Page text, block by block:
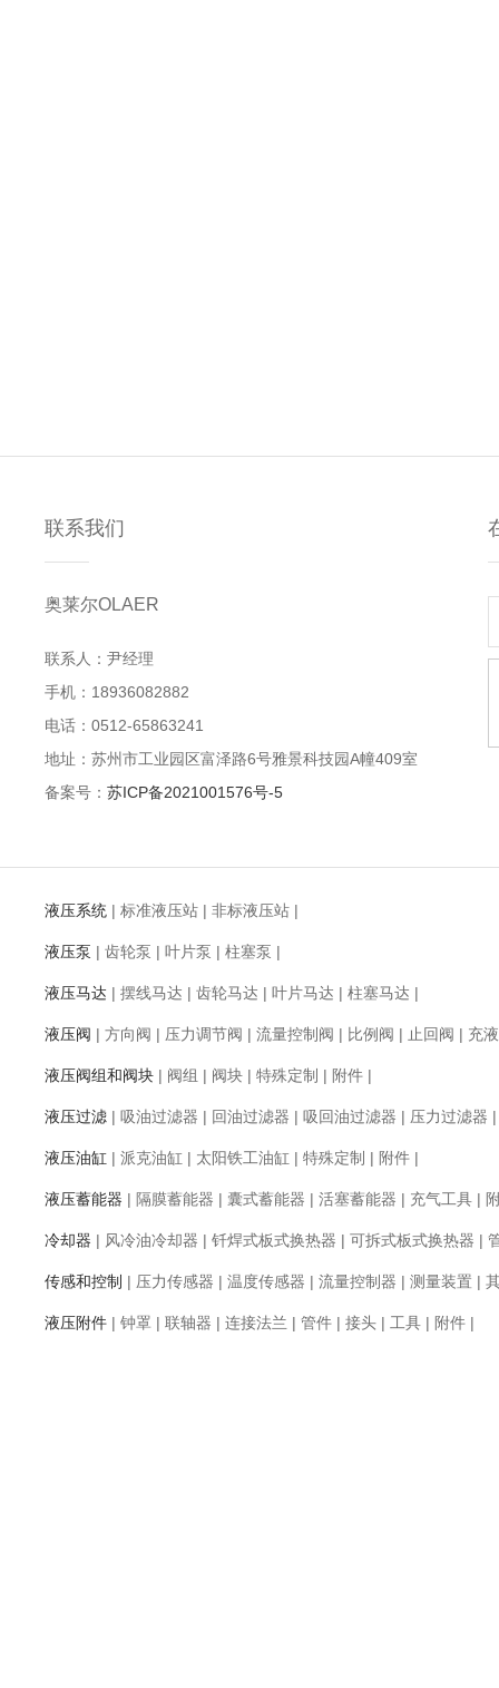
联系我们
奥莱尔OLAER
联系人：尹经理
手机：18936082882
电话：0512-65863241
地址：苏州市工业园区富泽路6号雅景科技园A幢409室
备案号： 苏ICP备2021001576号-5
液压系统 | 标准液压站 | 非标液压站 |
液压泵 | 齿轮泵 | 叶片泵 | 柱塞泵 |
液压马达 | 摆线马达 | 齿轮马达 | 叶片马达 | 柱塞马达 |
液压阀 | 方向阀 | 压力调节阀 | 流量控制阀 | 比例阀 | 止回阀 | 充
液压阀组和阀块 | 阀组 | 阀块 | 特殊定制 | 附件 |
液压过滤 | 吸油过滤器 | 回油过滤器 | 吸回油过滤器 | 压力过滤器
液压油缸 | 派克油缸 | 太阳铁工油缸 | 特殊定制 | 附件 |
液压蓄能器 | 隔膜蓄能器 | 囊式蓄能器 | 活塞蓄能器 | 充气工具 |
冷却器 | 风冷油冷却器 | 钎焊式板式换热器 | 可拆式板式换热器 |
传感和控制 | 压力传感器 | 温度传感器 | 流量控制器 | 测量装置 |
液压附件 | 钟罩 | 联轴器 | 连接法兰 | 管件 | 接头 | 工具 | 附件 |